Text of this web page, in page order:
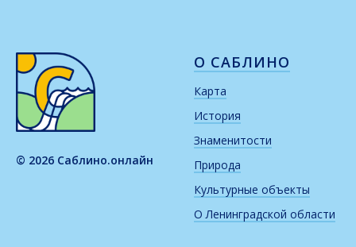
© 2026 Саблино.онлайн
О САБЛИНО
Карта
История
Знаменитости
Природа
Культурные объекты
О Ленинградской области